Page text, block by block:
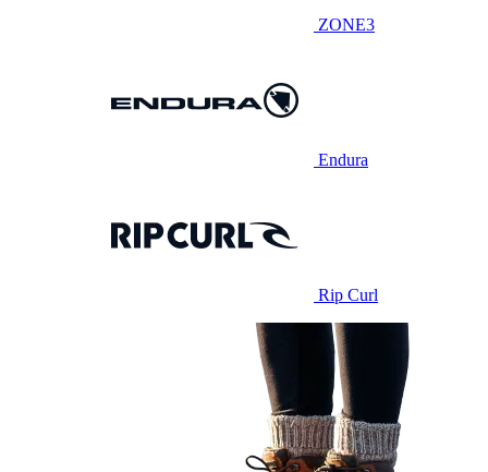
ZONE3
Endura
Rip Curl